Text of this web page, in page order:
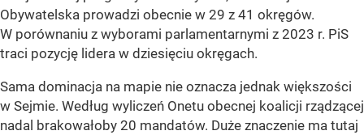
Obywatelska prowadzi obecnie w 29 z 41 okręgów.
W porównaniu z wyborami parlamentarnymi z 2023 r. PiS
traci pozycję lidera w dziesięciu okręgach.
Sama dominacja na mapie nie oznacza jednak większości
w Sejmie. Według wyliczeń Onetu obecnej koalicji rządzącej
nadal brakowałoby 20 mandatów. Duże znaczenie ma tutaj